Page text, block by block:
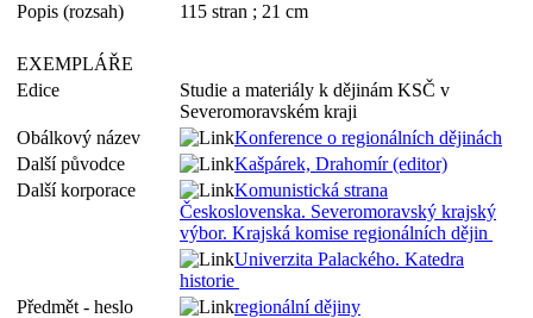
Popis (rozsah)
115 stran ; 21 cm
EXEMPLÁŘE
Edice
Studie a materiály k dějinám KSČ v
Severomoravském kraji
Obálkový název
Konference o regionálních dějinách
Další původce
Kašpárek, Drahomír (editor)
Další korporace
Komunistická strana
Československa. Severomoravský krajský
výbor. Krajská komise regionálních dějin
Univerzita Palackého. Katedra
historie
Předmět - heslo
regionální dějiny